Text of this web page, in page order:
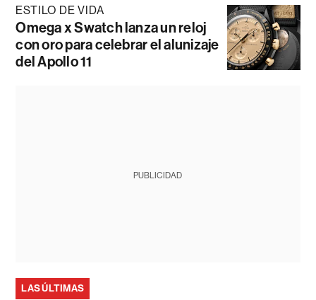
ESTILO DE VIDA
Omega x Swatch lanza un reloj
con oro para celebrar el alunizaje
del Apollo 11
PUBLICIDAD
LAS ÚLTIMAS